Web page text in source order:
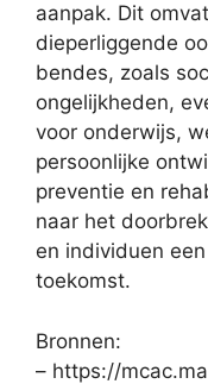
aanpak. Dit
dieperliggende
bendes, zoals
ongelijkheden,
voor onderwijs,
persoonlijke
preventie en
naar het
en individuen
toekomst.
Bronnen:
– https://